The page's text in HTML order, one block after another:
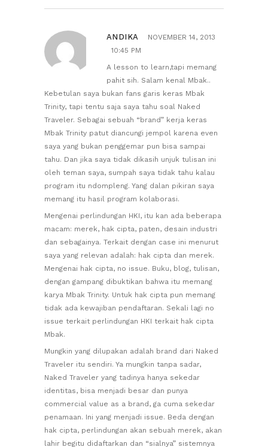
ANDIKA
NOVEMBER 14, 2013
10:45 PM
A lesson to learn,tapi memang
pahit sih. Salam kenal Mbak..
Kebetulan saya bukan fans garis keras Mbak
Trinity, tapi tentu saja saya tahu soal Naked
Traveler. Sebagai sebuah “brand” kerja keras
Mbak Trinity patut diancungi jempol karena even
saya yang bukan penggemar pun bisa sampai
tahu. Dan jika saya tidak dikasih unjuk tulisan ini
oleh teman saya, sumpah saya tidak tahu kalau
program itu ndompleng. Yang dalan pikiran saya
memang itu hasil program kolaborasi.
Mengenai perlindungan HKI, itu kan ada beberapa
macam: merek, hak cipta, paten, desain industri
dan sebagainya. Terkait dengan case ini menurut
saya yang relevan adalah: hak cipta dan merek.
Mengenai hak cipta, no issue. Buku, blog, tulisan,
dengan gampang dibuktikan bahwa itu memang
karya Mbak Trinity. Untuk hak cipta pun memang
tidak ada kewajiban pendaftaran. Sekali lagi no
issue terkait perlindungan HKI terkait hak cipta
Mbak.
Mungkin yang dilupakan adalah brand dari Naked
Traveler itu sendiri. Ya mungkin tanpa sadar,
Naked Traveler yang tadinya hanya sekedar
identitas, bisa menjadi besar dan punya
commercial value as a brand, ga cuma sekedar
penamaan. Ini yang menjadi issue. Beda dengan
hak cipta, perlindungan akan sebuah merek, akan
lahir begitu didaftarkan dan “sialnya” sistemnya